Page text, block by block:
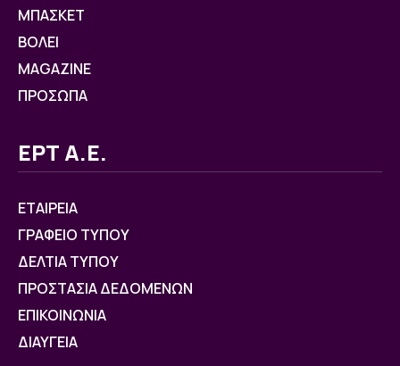
ΜΠΑΣΚΕΤ
ΒOΛΕΙ
MAGAZINE
ΠΡΟΣΩΠΑ
ΕΡΤ Α.Ε.
ΕΤΑΙΡΕΙΑ
ΓΡΑΦΕΙΟ ΤΥΠΟΥ
ΔΕΛΤΙΑ ΤΥΠΟΥ
ΠΡΟΣΤΑΣΙΑ ΔΕΔΟΜΕΝΩΝ
ΕΠΙΚΟΙΝΩΝΙΑ
ΔΙΑΥΓΕΙΑ